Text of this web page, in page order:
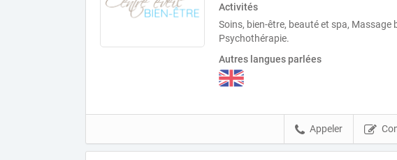
Activités
Soins, bien-être, beauté et spa, Massage
Psychothérapie.
Autres langues parlées
Appeler